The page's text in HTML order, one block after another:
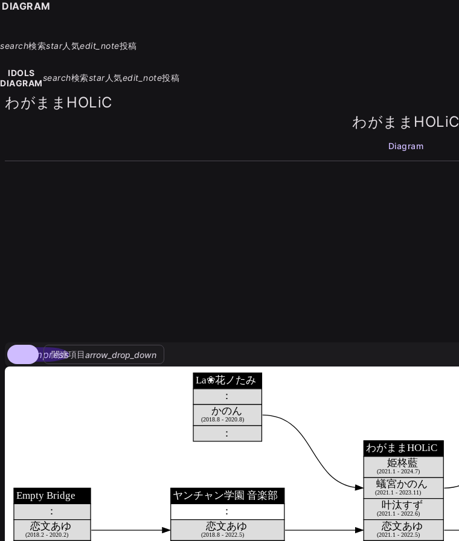
search検索star人気edit_note投稿
IDOLS
DIAGRAM
search検索star人気edit_note投稿
わがままHOLiC
わがままHOLiC
Diagram
compress
関連項目arrow_drop_down